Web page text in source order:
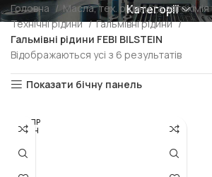
Категорії
Головна
Масла, тех. рідини та автохімія
Технічні рідини
Гальмівні рідини
Гальмівні рідини FEBI BILSTEIN
Відображаються усі з 6 результатів
Показати бічну панель
РОЗПР
ОДАН